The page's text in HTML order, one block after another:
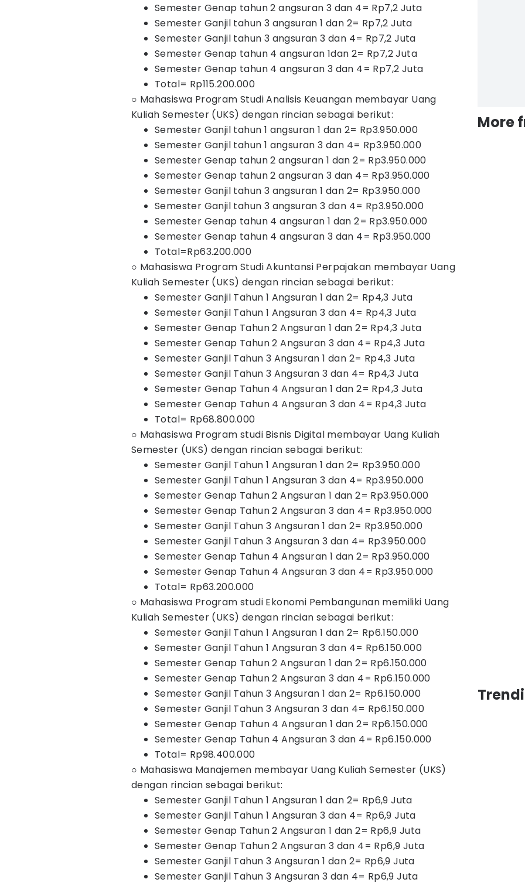
Semester Genap tahun 2 angsuran 3 dan 4= Rp7,2 Juta
Semester Ganjil tahun 3 angsuran 1 dan 2= Rp7,2 Juta
Semester Ganjil tahun 3 angsuran 3 dan 4= Rp7,2 Juta
Semester Genap tahun 4 angsuran 1dan 2= Rp7,2 Juta
Semester Genap tahun 4 angsuran 3 dan 4= Rp7,2 Juta
Total= Rp115.200.000
○ Mahasiswa Program Studi Analisis Keuangan membayar Uang
Kuliah Semester (UKS) dengan rincian sebagai berikut:
Semester Ganjil tahun 1 angsuran 1 dan 2= Rp3.950.000
Semester Ganjil tahun 1 angsuran 3 dan 4= Rp3.950.000
Semester Genap tahun 2 angsuran 1 dan 2= Rp3.950.000
Semester Genap tahun 2 angsuran 3 dan 4= Rp3.950.000
Semester Ganjil tahun 3 angsuran 1 dan 2= Rp3.950.000
Semester Ganjil tahun 3 angsuran 3 dan 4= Rp3.950.000
Semester Genap tahun 4 angsuran 1 dan 2= Rp3.950.000
Semester Genap tahun 4 angsuran 3 dan 4= Rp3.950.000
Total=Rp63.200.000
○ Mahasiswa Program Studi Akuntansi Perpajakan membayar Uang
Kuliah Semester (UKS) dengan rincian sebagai berikut:
Semester Ganjil Tahun 1 Angsuran 1 dan 2= Rp4,3 Juta
Semester Ganjil Tahun 1 Angsuran 3 dan 4= Rp4,3 Juta
Semester Genap Tahun 2 Angsuran 1 dan 2= Rp4,3 Juta
Semester Genap Tahun 2 Angsuran 3 dan 4= Rp4,3 Juta
Semester Ganjil Tahun 3 Angsuran 1 dan 2= Rp4,3 Juta
Semester Ganjil Tahun 3 Angsuran 3 dan 4= Rp4,3 Juta
Semester Genap Tahun 4 Angsuran 1 dan 2= Rp4,3 Juta
Semester Genap Tahun 4 Angsuran 3 dan 4= Rp4,3 Juta
Total= Rp68.800.000
○ Mahasiswa Program studi Bisnis Digital membayar Uang Kuliah
Semester (UKS) dengan rincian sebagai berikut:
Semester Ganjil Tahun 1 Angsuran 1 dan 2= Rp3.950.000
Semester Ganjil Tahun 1 Angsuran 3 dan 4= Rp3.950.000
Semester Genap Tahun 2 Angsuran 1 dan 2= Rp3.950.000
Semester Genap Tahun 2 Angsuran 3 dan 4= Rp3.950.000
Semester Ganjil Tahun 3 Angsuran 1 dan 2= Rp3.950.000
Semester Ganjil Tahun 3 Angsuran 3 dan 4= Rp3.950.000
Semester Genap Tahun 4 Angsuran 1 dan 2= Rp3.950.000
Semester Genap Tahun 4 Angsuran 3 dan 4= Rp3.950.000
Total= Rp63.200.000
○ Mahasiswa Program studi Ekonomi Pembangunan memiliki Uang
Kuliah Semester (UKS) dengan rincian sebagai berikut:
Semester Ganjil Tahun 1 Angsuran 1 dan 2= Rp6.150.000
Semester Ganjil Tahun 1 Angsuran 3 dan 4= Rp6.150.000
Semester Genap Tahun 2 Angsuran 1 dan 2= Rp6.150.000
Semester Genap Tahun 2 Angsuran 3 dan 4= Rp6.150.000
Semester Ganjil Tahun 3 Angsuran 1 dan 2= Rp6.150.000
Semester Ganjil Tahun 3 Angsuran 3 dan 4= Rp6.150.000
Semester Genap Tahun 4 Angsuran 1 dan 2= Rp6.150.000
Semester Genap Tahun 4 Angsuran 3 dan 4= Rp6.150.000
Total= Rp98.400.000
○ Mahasiswa Manajemen membayar Uang Kuliah Semester (UKS)
dengan rincian sebagai berikut:
Semester Ganjil Tahun 1 Angsuran 1 dan 2= Rp6,9 Juta
Semester Ganjil Tahun 1 Angsuran 3 dan 4= Rp6,9 Juta
Semester Genap Tahun 2 Angsuran 1 dan 2= Rp6,9 Juta
Semester Genap Tahun 2 Angsuran 3 dan 4= Rp6,9 Juta
Semester Ganjil Tahun 3 Angsuran 1 dan 2= Rp6,9 Juta
Semester Ganjil Tahun 3 Angsuran 3 dan 4= Rp6,9 Juta
More